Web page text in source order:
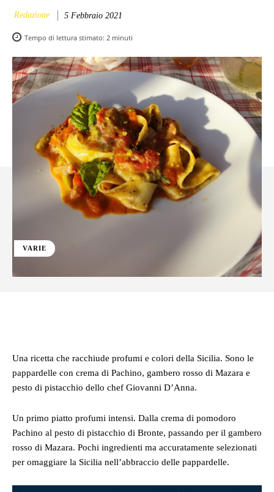
Redazione 5 Febbraio 2021
Tempo di lettura stimato: 2 minuti
VARIE
Una ricetta che racchiude profumi e colori della Sicilia. Sono le
pappardelle con crema di Pachino, gambero rosso di Mazara e
pesto di pistacchio dello chef Giovanni D’Anna.
Un primo piatto profumi intensi. Dalla crema di pomodoro
Pachino al pesto di pistacchio di Bronte, passando per il gambero
rosso di Mazara. Pochi ingredienti ma accuratamente selezionati
per omaggiare la Sicilia nell’abbraccio delle pappardelle.